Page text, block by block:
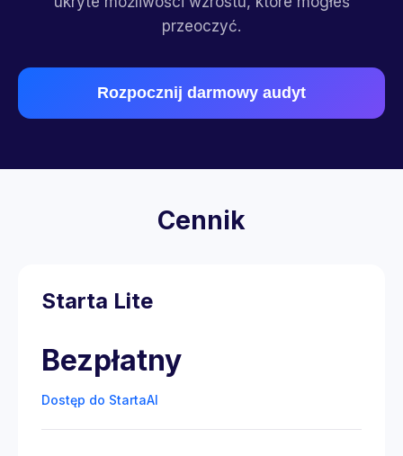
przeoczyć.
Rozpocznij darmowy audyt
Cennik
Starta Lite
Bezpłatny
Dostęp do StartaAI